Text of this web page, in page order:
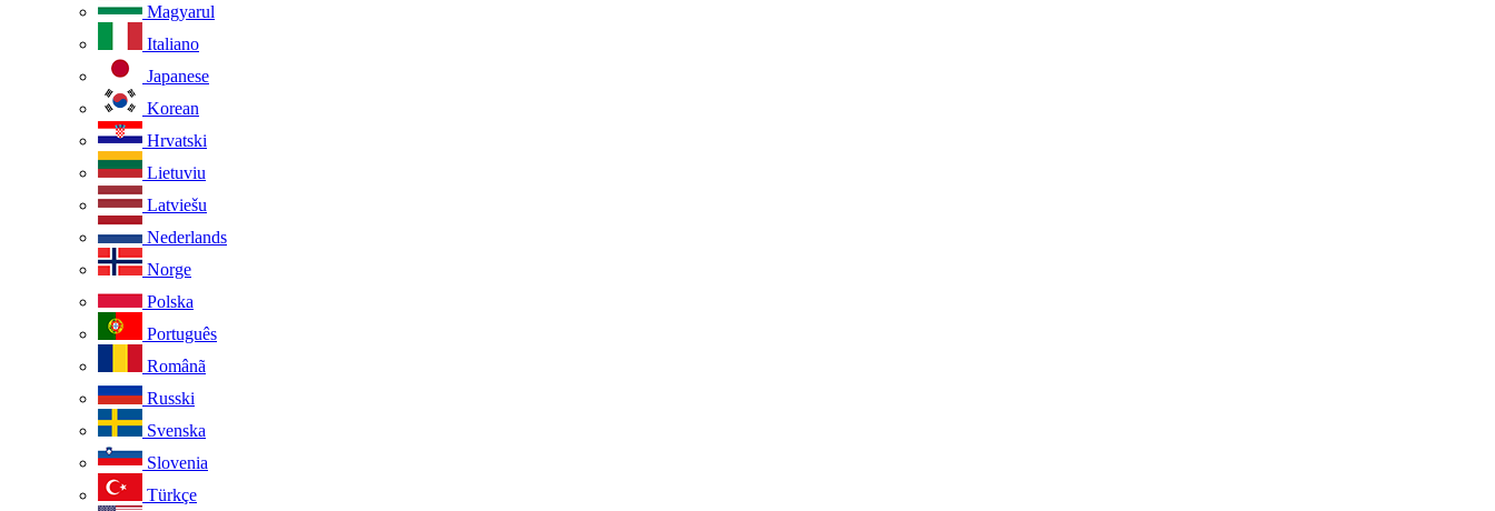
Magyarul
Italiano
Japanese
Korean
Hrvatski
Lietuviu
Latviešu
Nederlands
Norge
Polska
Português
Românã
Russki
Svenska
Slovenia
Türkçe